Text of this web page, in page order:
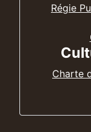
Régie
Charte